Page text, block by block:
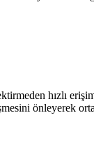
hızlı
önleyerek